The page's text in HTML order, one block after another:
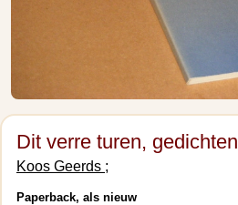
Dit verre turen, gedichten
Koos Geerds ;
Paperback, als nieuw